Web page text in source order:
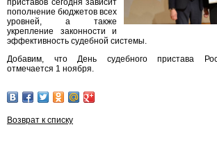
приставов сегодня зависит
пополнение бюджетов всех
уровней, а также
укрепление законности и
эффективность судебной системы.
Добавим, что День судебного пристава
отмечается 1 ноября.
Возврат к списку